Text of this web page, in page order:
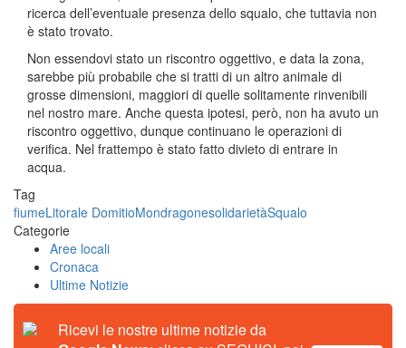
ricerca dell’eventuale presenza dello squalo, che tuttavia non
è stato trovato.
Non essendovi stato un riscontro oggettivo, e data la zona,
sarebbe più probabile che si tratti di un altro animale di
grosse dimensioni, maggiori di quelle solitamente rinvenibili
nel nostro mare. Anche questa ipotesi, però, non ha avuto un
riscontro oggettivo, dunque continuano le operazioni di
verifica. Nel frattempo è stato fatto divieto di entrare in
acqua.
Tag
fiumeLitorale DomitioMondragonesolidarietàSqualo
Categorie
Aree locali
Cronaca
Ultime Notizie
Ricevi le nostre ultime notizie da